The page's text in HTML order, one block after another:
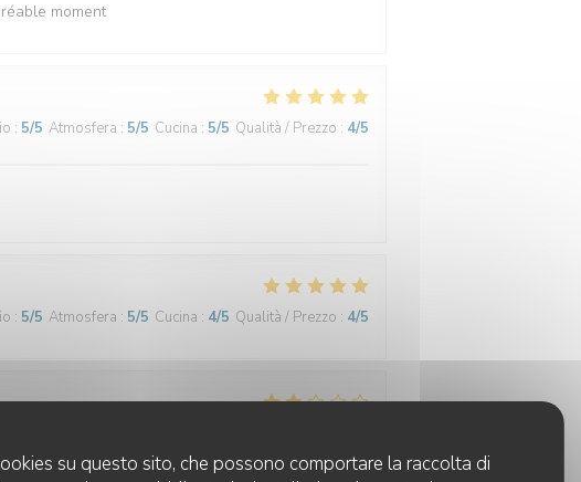
su questo sito, che possono comportare la raccolta di
moment
: 5/5 Atmosfera : 5/5 Cucina : 5/5 Qualità / Prezzo : 4/5
: 5/5 Atmosfera : 5/5 Cucina : 4/5 Qualità / Prezzo : 4/5